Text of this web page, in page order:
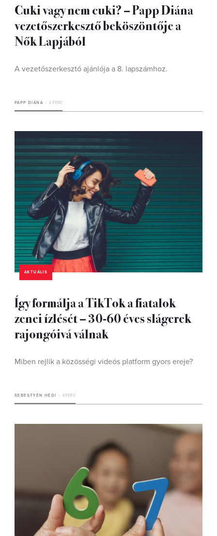
Cuki vagy nem cuki? – Papp Diána
vezetőszerkesztő beköszöntője a
Nők Lapjából
A vezetőszerkesztő ajánlója a 8. lapszámhoz.
PAPP DIÁNA 2 PERC
AKTUÁLIS
Így formálja a TikTok a fiatalok
zenei ízlését – 30-60 éves slágerek
rajongóivá válnak
Miben rejlik a közösségi videós platform gyors ereje?
SEBESTYÉN HÉDI 4 PERC